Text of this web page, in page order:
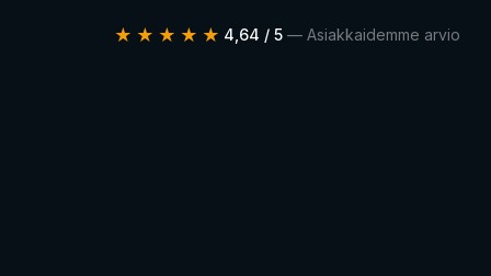
★★★★★ 4,64 / 5 — Asiakkaidemme arvio